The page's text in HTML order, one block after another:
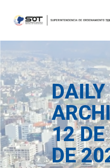
DAILY
12
DE